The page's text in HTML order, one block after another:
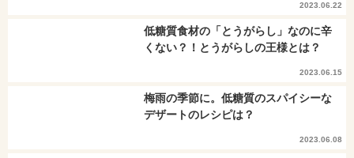
2023.06.22
低糖質食材の「とうがらし」なのに辛
くない？！とうがらしの王様とは？
2023.06.15
梅雨の季節に。低糖質のスパイシーな
デザートのレシピは？
2023.06.08